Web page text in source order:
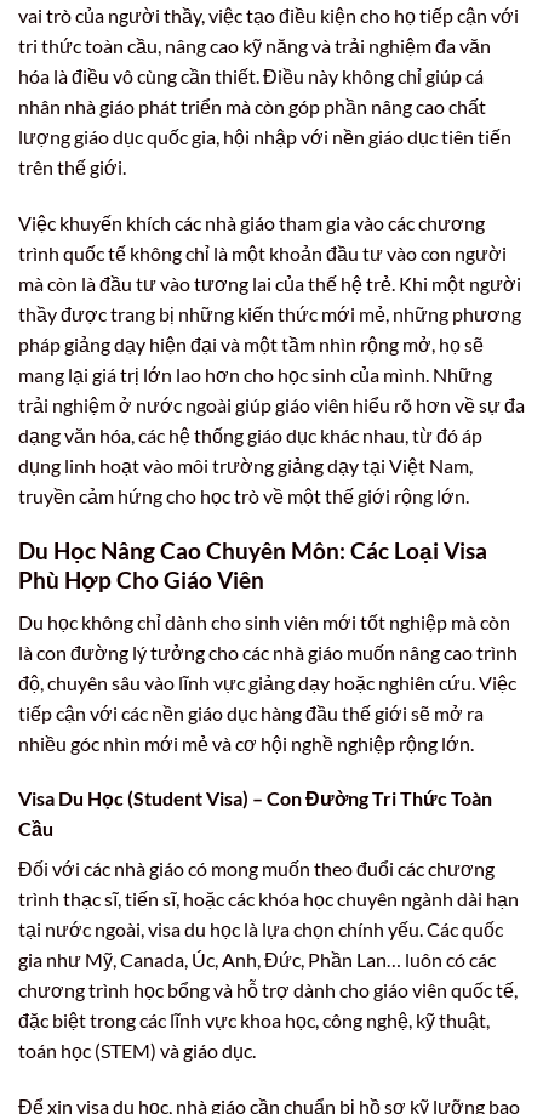
vai trò của người thầy, việc tạo điều kiện cho họ tiếp cận với
tri thức toàn cầu, nâng cao kỹ năng và trải nghiệm đa văn
hóa là điều vô cùng cần thiết. Điều này không chỉ giúp cá
nhân nhà giáo phát triển mà còn góp phần nâng cao chất
lượng giáo dục quốc gia, hội nhập với nền giáo dục tiên tiến
trên thế giới.
Việc khuyến khích các nhà giáo tham gia vào các chương
trình quốc tế không chỉ là một khoản đầu tư vào con người
mà còn là đầu tư vào tương lai của thế hệ trẻ. Khi một người
thầy được trang bị những kiến thức mới mẻ, những phương
pháp giảng dạy hiện đại và một tầm nhìn rộng mở, họ sẽ
mang lại giá trị lớn lao hơn cho học sinh của mình. Những
trải nghiệm ở nước ngoài giúp giáo viên hiểu rõ hơn về sự đa
dạng văn hóa, các hệ thống giáo dục khác nhau, từ đó áp
dụng linh hoạt vào môi trường giảng dạy tại Việt Nam,
truyền cảm hứng cho học trò về một thế giới rộng lớn.
Du Học Nâng Cao Chuyên Môn: Các Loại Visa
Phù Hợp Cho Giáo Viên
Du học không chỉ dành cho sinh viên mới tốt nghiệp mà còn
là con đường lý tưởng cho các nhà giáo muốn nâng cao trình
độ, chuyên sâu vào lĩnh vực giảng dạy hoặc nghiên cứu. Việc
tiếp cận với các nền giáo dục hàng đầu thế giới sẽ mở ra
nhiều góc nhìn mới mẻ và cơ hội nghề nghiệp rộng lớn.
Visa Du Học (Student Visa) – Con Đường Tri Thức Toàn
Cầu
Đối với các nhà giáo có mong muốn theo đuổi các chương
trình thạc sĩ, tiến sĩ, hoặc các khóa học chuyên ngành dài hạn
tại nước ngoài, visa du học là lựa chọn chính yếu. Các quốc
gia như Mỹ, Canada, Úc, Anh, Đức, Phần Lan… luôn có các
chương trình học bổng và hỗ trợ dành cho giáo viên quốc tế,
đặc biệt trong các lĩnh vực khoa học, công nghệ, kỹ thuật,
toán học (STEM) và giáo dục.
Để xin visa du học, nhà giáo cần chuẩn bị hồ sơ kỹ lưỡng bao